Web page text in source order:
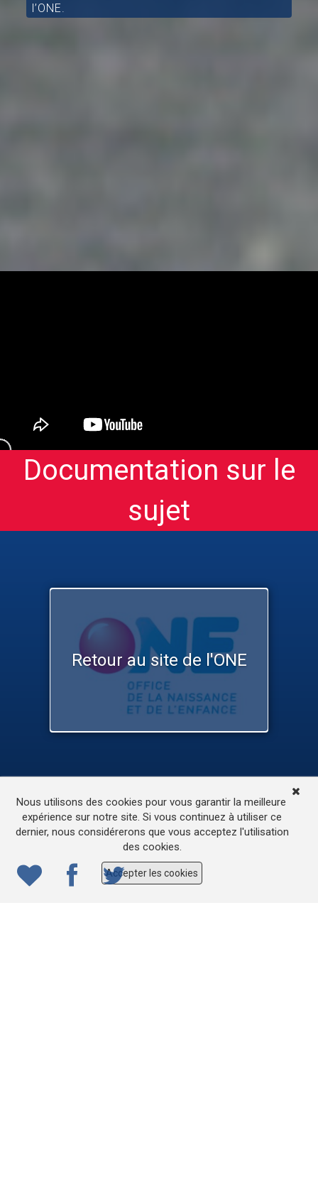
l’ONE.
Documentation sur le
sujet
Retour au site de l'ONE
L’accessibilité de ce site
© 2022ONE.be– Production : Dew production – Tous
droits réservés – Webdesign: Lokidor
Nous utilisons des cookies pour vous garantir la meilleure
expérience sur notre site. Si vous continuez à utiliser ce
dernier, nous considérerons que vous acceptez l'utilisation
des cookies.
Accepter les cookies